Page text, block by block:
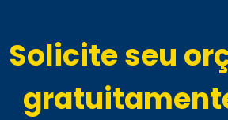
Solicite seu